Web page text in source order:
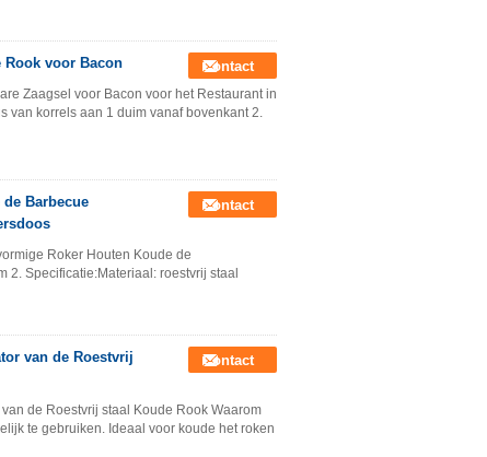
Rook voor Bacon Contact
Zaagsel voor Bacon voor het Restaurant in
van korrels aan 1 duim vanaf bovenkant 2.
Barbecue
Contact
Roker Houten Koude de
2. Specificatie:Materiaal: roestvrij staal
van de Roestvrij
Contact
de Roestvrij staal Koude Rook Waarom
te gebruiken. Ideaal voor koude het roken